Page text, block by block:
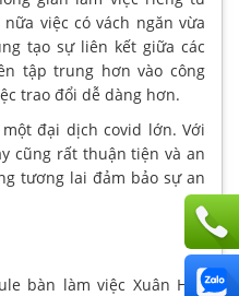
việc có vách ngăn vừa
tạo sự liên kết giữa các
tập trung hơn vào công
trao đổi dễ dàng hơn.
đại dịch covid lớn. Với
cũng rất thuận tiện và an
tương lai đảm bảo sự an
bàn làm việc Xuân Hòa